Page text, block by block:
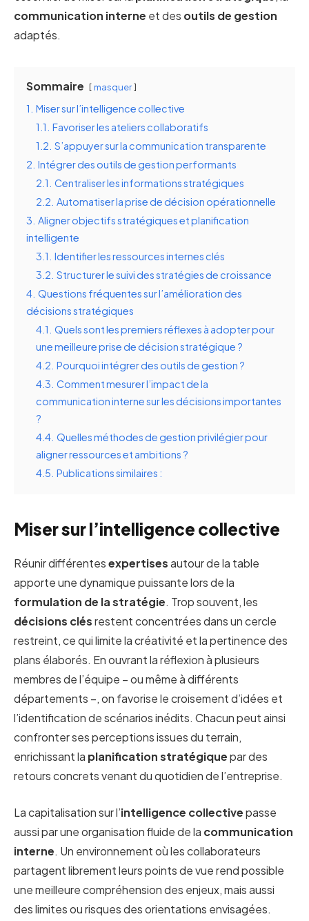
communication interne et des outils de gestion
adaptés.
Sommaire masquer
1. Miser sur l’intelligence collective
1.1. Favoriser les ateliers collaboratifs
1.2. S’appuyer sur la communication transparente
2. Intégrer des outils de gestion performants
2.1. Centraliser les informations stratégiques
2.2. Automatiser la prise de décision opérationnelle
3. Aligner objectifs stratégiques et planification
intelligente
3.1. Identifier les ressources internes clés
3.2. Structurer le suivi des stratégies de croissance
4. Questions fréquentes sur l’amélioration des
décisions stratégiques
4.1. Quels sont les premiers réflexes à adopter pour
une meilleure prise de décision stratégique ?
4.2. Pourquoi intégrer des outils de gestion ?
4.3. Comment mesurer l’impact de la
communication interne sur les décisions importantes
?
4.4. Quelles méthodes de gestion privilégier pour
aligner ressources et ambitions ?
4.5. Publications similaires :
Miser sur l’intelligence collective
Réunir différentesexpertisesautour de la table
apporte une dynamique puissante lors de la
formulation de la stratégie. Trop souvent, les
décisions clésrestent concentrées dans un cercle
restreint, ce qui limite la créativité et la pertinence des
plans élaborés. En ouvrant la réflexion à plusieurs
membres de l’équipe – ou même à différents
départements –, on favorise le croisement d’idées et
l’identification de scénarios inédits. Chacun peut ainsi
confronter ses perceptions issues du terrain,
enrichissant la planification stratégiquepar des
retours concrets venant du quotidien de l’entreprise.
La capitalisation sur l’intelligence collectivepasse
aussi par une organisation fluide de la communication
interne. Un environnement où les collaborateurs
partagent librement leurs points de vue rend possible
une meilleure compréhension des enjeux, mais aussi
des limites ou risques des orientations envisagées.